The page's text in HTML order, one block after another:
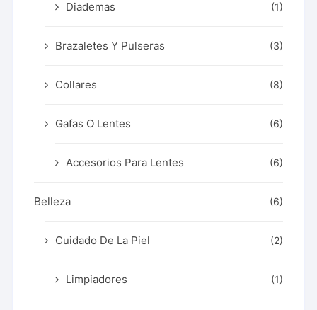
Diademas (1)
Brazaletes Y Pulseras (3)
Collares (8)
Gafas O Lentes (6)
Accesorios Para Lentes (6)
Belleza (6)
Cuidado De La Piel (2)
Limpiadores (1)